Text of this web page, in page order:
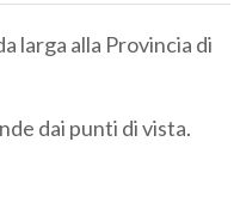
larga alla Provincia di
dai punti di vista.